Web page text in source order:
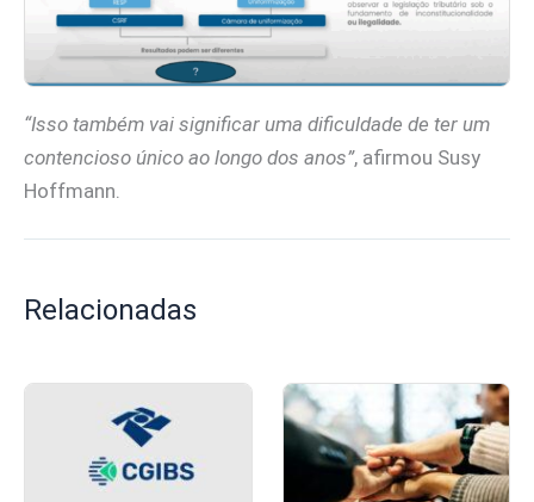
“Isso também vai significar uma dificuldade de ter um
contencioso único ao longo dos anos”, afirmou Susy
Hoffmann.
Relacionadas